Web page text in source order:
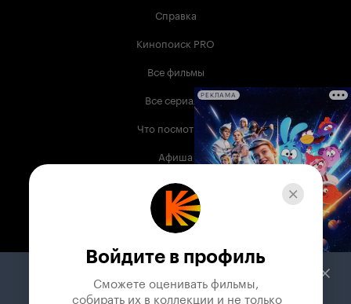
Справка
Кинопоиск PRO
Все фильмы
Все сериалы
Что посмотреть
Афиша
Музыка
Телепрограмма
Служба поддержки
РЕКЛАМА
Войдите в профиль
Сможете оценивать фильмы,
собирать их в коллекции и не только